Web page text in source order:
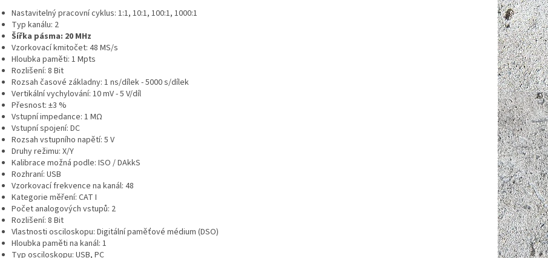
Nastavitelný pracovní cyklus: 1:1, 10:1, 100:1, 1000:1
Typ kanálu: 2
Šířka pásma: 20 MHz
Vzorkovací kmitočet: 48 MS/s
Hloubka paměti: 1 Mpts
Rozlišení: 8 Bit
Rozsah časové základny: 1 ns/dílek - 5000 s/dílek
Vertikální vychylování: 10 mV - 5 V/díl
Přesnost: ±3 %
Vstupní impedance: 1 MΩ
Vstupní spojení: DC
Rozsah vstupního napětí: 5 V
Druhy režimu: X/Y
Kalibrace možná podle: ISO / DAkkS
Rozhraní: USB
Vzorkovací frekvence na kanál: 48
Kategorie měření: CAT I
Počet analogových vstupů: 2
Rozlišení: 8 Bit
Vlastnosti osciloskopu: Digitální paměťové médium (DSO)
Hloubka paměti na kanál: 1
Typ osciloskopu: USB, PC